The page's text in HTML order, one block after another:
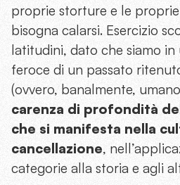
proprie storture e le
bisogna calarsi. Esercizio
latitudini, dato che siamo
feroce di un passato
(ovvero, banalmente,
carenza di profondità
che si manifesta nella
cancellazione,
categorie alla storia e agli